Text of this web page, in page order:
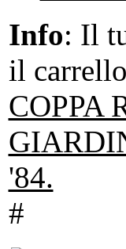
Info: Il
il
COPPA
'84.
#